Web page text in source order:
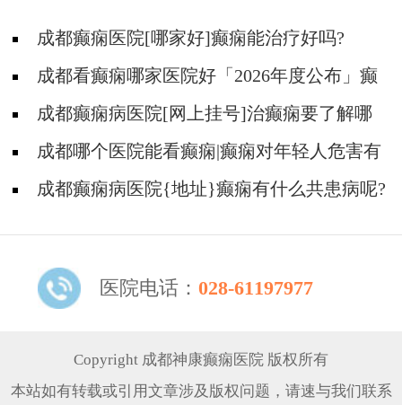
成都癫痫医院[哪家好]癫痫能治疗好吗?
成都看癫痫哪家医院好「2026年度公布」癫
痫病人的食谱应该怎么安排?
成都癫痫病医院[网上挂号]治癫痫要了解哪
些常识问题?
成都哪个医院能看癫痫|癫痫对年轻人危害有
多大?成都癫痫病医院{地址}癫痫有什么共患病呢?
医院电话： 028-61197977
Copyright 成都神康癫痫医院 版权所有
本站如有转载或引用文章涉及版权问题，请速与我们联系